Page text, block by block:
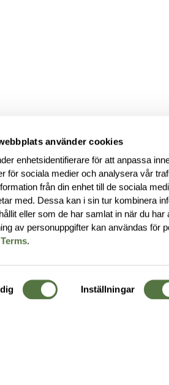
använder cookies
enhetsidentifierare för att anpassa
för sociala medier och analysera vår
från din enhet till de sociala
med. Dessa kan i sin tur kombinera
eller som de har samlat in när du
av personuppgifter kan användas för
.
Inställningar